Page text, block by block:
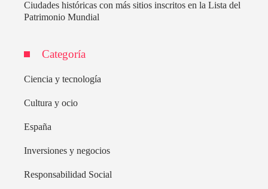
Ciudades históricas con más sitios inscritos en la Lista del
Patrimonio Mundial
Categoría
Ciencia y tecnología
Cultura y ocio
España
Inversiones y negocios
Responsabilidad Social